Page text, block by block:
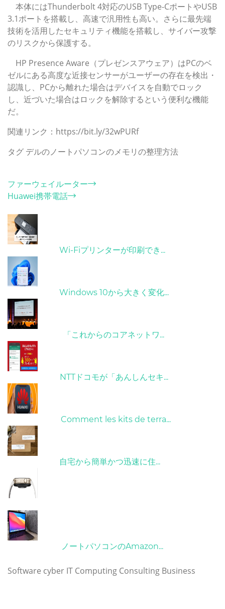
本体にはThunderbolt 4対応のUSB Type-CポートやUSB
3.1ポートを搭載し、高速で汎用性も高い。さらに最先端
技術を活用したセキュリティ機能を搭載し、サイバー攻撃
のリスクから保護する。
HP Presence Aware（プレゼンスアウェア）はPCのベ
ゼルにある高度な近接センサーがユーザーの存在を検出・
認識し、PCから離れた場合はデバイスを自動でロック
し、近づいた場合はロックを解除するという便利な機能
だ。
関連リンク：https://bit.ly/32wPURf
タグ デルのノートパソコンのメモリの整理方法
ファーウェイルーター
Huawei携帯電話
Wi-Fiプリンターが印刷でき...
Windows 10から大きく変化...
「これからのコアネットワ...
NTTドコモが「あんしんセキ...
Comment les kits de terra...
自宅から簡単かつ迅速に住...
ノートパソコンのAmazon...
Software cyber IT Computing Consulting Business